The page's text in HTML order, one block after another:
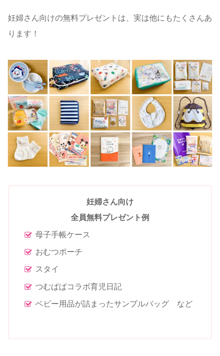
妊婦さん向けの無料プレゼントは、実は他にもたくさんあ
ります！
妊婦さん向け
全員無料プレゼント例
母子手帳ケース
おむつポーチ
スタイ
つむぱぱコラボ育児日記
ベビー用品が詰まったサンプルバッグ など